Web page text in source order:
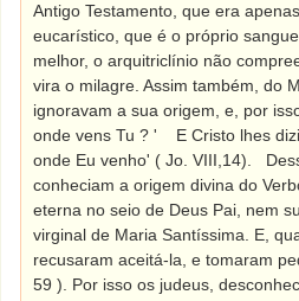
Antigo Testamento, que era
eucarístico, que é o próprio
melhor, o arquitriclínio não
vira o milagre. Assim também, do
ignoravam a sua origem, e, por
onde vens Tu ? '
E Cristo lhes
onde Eu venho' ( Jo. VIII,14).
conheciam a origem divina do
eterna no seio de Deus Pai, nem
virginal de Maria Santíssima. E,
recusaram aceitá-la, e tomaram
59 ). Por isso os judeus,